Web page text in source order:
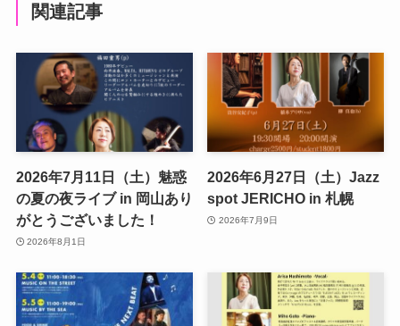
関連記事
2026年7月11日（土）魅惑
の夏の夜ライブ in 岡山あり
がとうございました！
2026年8月1日
2026年6月27日（土）Jazz
spot JERICHO in 札幌
2026年7月9日